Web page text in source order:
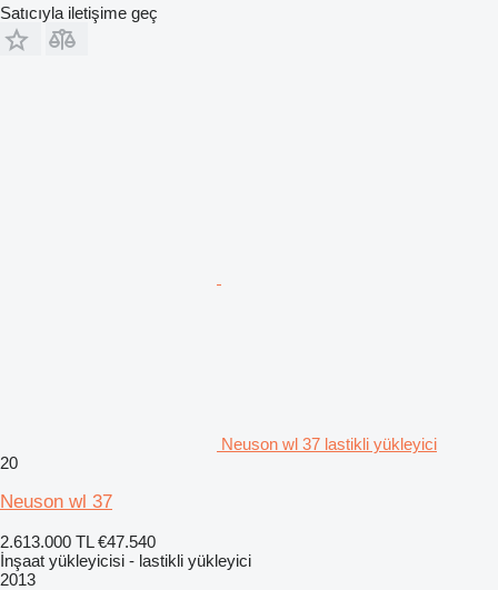
Satıcıyla iletişime geç
Neuson wl 37 lastikli yükleyici
20
Neuson wl 37
2.613.000 TL €47.540
İnşaat yükleyicisi - lastikli yükleyici
2013